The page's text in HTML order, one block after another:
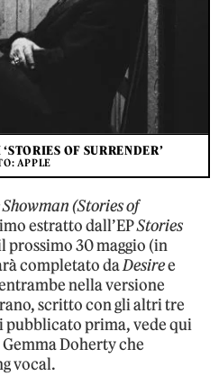
OF SURRENDER’
APPLE
Showman (Stories of
estratto dall’EPStories
prossimo 30 maggio (in
completato daDesiree
nella versione
scritto con gli altri tre
pubblicato prima, vede qui
Doherty che
vocal.